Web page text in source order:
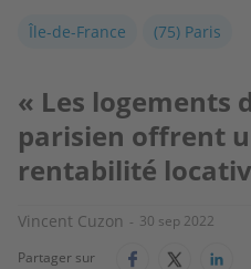
Île-de-France (75) Paris
« Les logements
parisien offrent
rentabilité
Vincent Cuzon
30 sep 2022
Partager sur